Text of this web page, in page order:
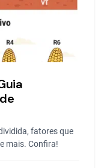
fatores que
mais. Confira!